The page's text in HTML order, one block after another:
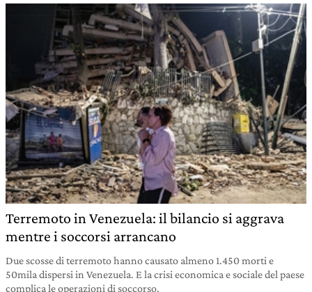
Terremoto in Venezuela: il bilancio si aggrava
mentre i soccorsi arrancano
Due scosse di terremoto hanno causato almeno 1.450 morti e
50mila dispersi in Venezuela. E la crisi economica e sociale del paese
complica le operazioni di soccorso.